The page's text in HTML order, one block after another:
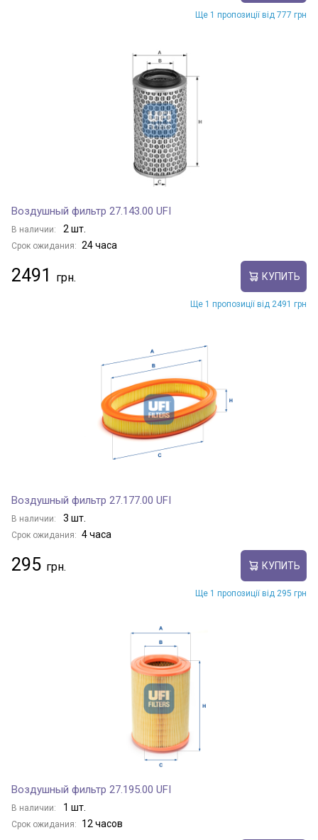
Ще 1 пропозиції від 777 грн
Воздушный фильтр 27.143.00 UFI
В наличии: 2 шт.
Срок ожидания: 24 часа
2491 КУПИТЬ
Ще 1 пропозиції від 2491 грн
Воздушный фильтр 27.177.00 UFI
В наличии: 3 шт.
Срок ожидания: 4 часа
295 КУПИТЬ
Ще 1 пропозиції від 295 грн
Воздушный фильтр 27.195.00 UFI
В наличии: 1 шт.
Срок ожидания: 12 часов